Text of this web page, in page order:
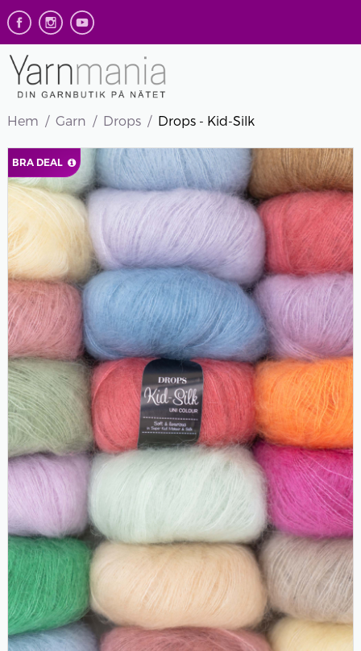
Hem Garn Drops Drops - Kid-Silk
BRA DEAL